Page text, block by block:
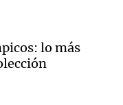
lo más